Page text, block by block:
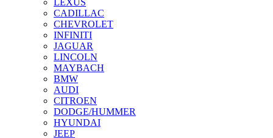
CADILLAC
CHEVROLET
INFINITI
JAGUAR
LINCOLN
MAYBACH
BMW
AUDI
CITROEN
DODGE/HUMMER
HYUNDAI
JEEP